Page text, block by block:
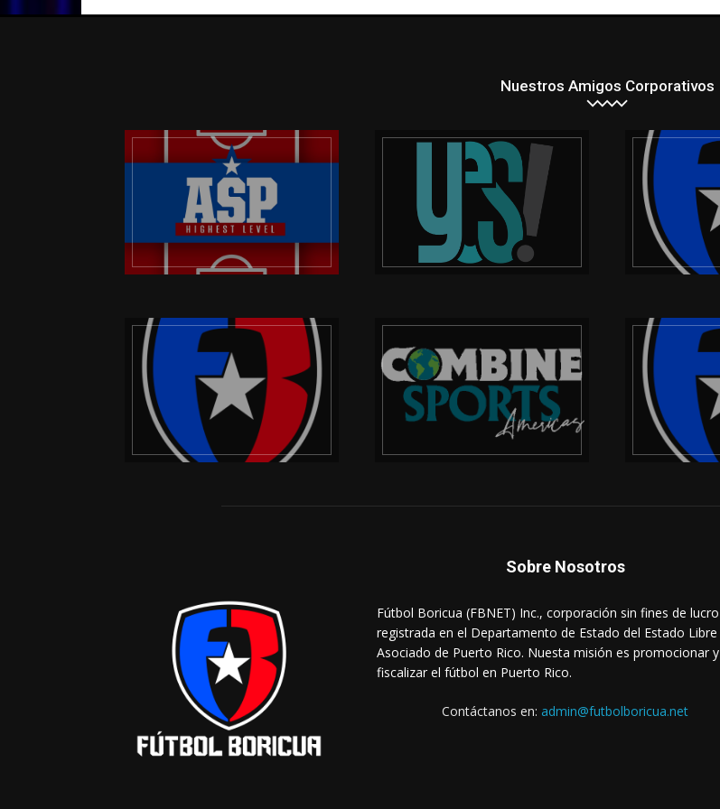
Nuestros Amigos Corporativos
Sobre Nosotros
Fútbol Boricua (FBNET) Inc., corporación sin fines de lucro
registrada en el Departamento de Estado del Estado Libre
Asociado de Puerto Rico. Nuesta misión es promocionar y
fiscalizar el fútbol en Puerto Rico.
Contáctanos en: admin@futbolboricua.net